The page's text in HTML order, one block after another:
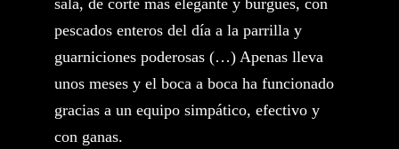
pescados enteros del día a la parrilla y
guarniciones poderosas (…) Apenas lleva
unos meses y el boca a boca ha funcionado
gracias a un equipo simpático, efectivo y
con ganas.